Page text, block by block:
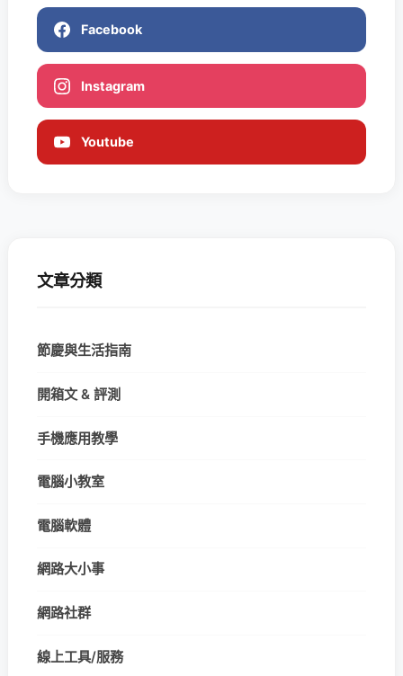
Facebook
Instagram
Youtube
文章分類
節慶與生活指南
開箱文 & 評測
手機應用教學
電腦小教室
電腦軟體
網路大小事
網路社群
線上工具/服務